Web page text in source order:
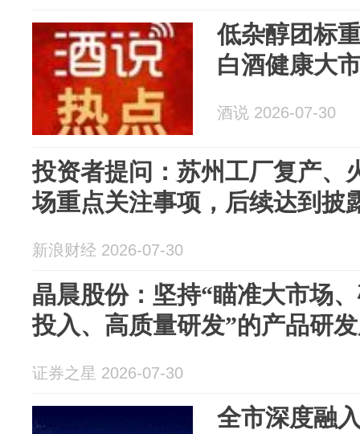
低杂醇团标
白酒健康大
酒说 2026-07-30
投资者提问：苏州工厂复产、
场重点关注事项，后续达到披
新浪财经 2026-07-30
晶晨股份：坚持“瞄准大市场
投入、高质量研发”的产品研
证券之星 2026-07-30
全市深度融